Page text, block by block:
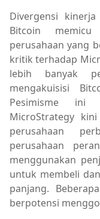
Divergensi
Bitcoin
perusahaan yang
kritik terhadap
lebih banyak
mengakuisisi
Pesimisme ini
MicroStrategy
perusahaan
perusahaan
menggunakan
untuk membeli
panjang.
berpotensi